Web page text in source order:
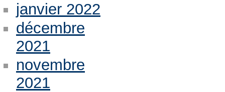
janvier 2022
décembre
2021
novembre
2021